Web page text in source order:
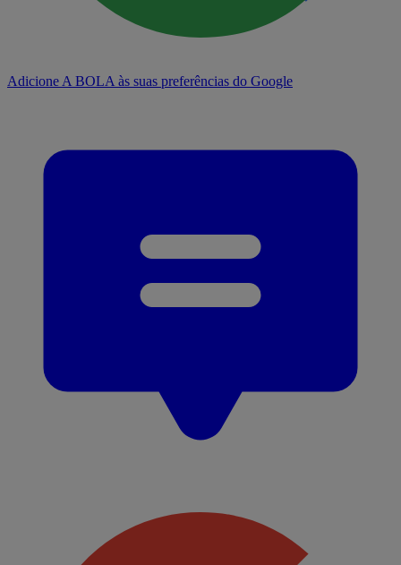
Adicione A BOLA às suas preferências do Google